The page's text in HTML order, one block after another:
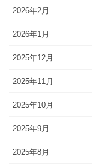
2026年2月
2026年1月
2025年12月
2025年11月
2025年10月
2025年9月
2025年8月